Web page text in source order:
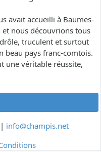
avait accueilli à Baumes-
nous découvrions tous
truculent et surtout
beau pays franc-comtois.
une véritable réussite,
info@champis.net